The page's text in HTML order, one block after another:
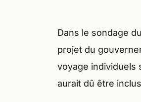
Dans le sondage
projet du
voyage individuels
aurait dû être